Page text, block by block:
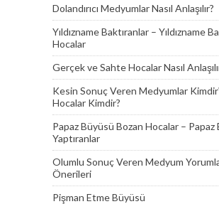
Dolandırıcı Medyumlar Nasıl Anlaşılır?
Yıldızname Baktıranlar – Yıldızname
Hocalar
Gerçek ve Sahte Hocalar Nasıl
Kesin Sonuç Veren Medyumlar
Hocalar Kimdir?
Papaz Büyüsü Bozan Hocalar – Papaz
Yaptıranlar
Olumlu Sonuç Veren Medyum
Önerileri
Pişman Etme Büyüsü